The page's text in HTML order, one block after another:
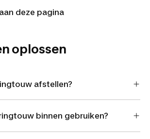
deze pagina
oplossen
afstellen?
binnen gebruiken?